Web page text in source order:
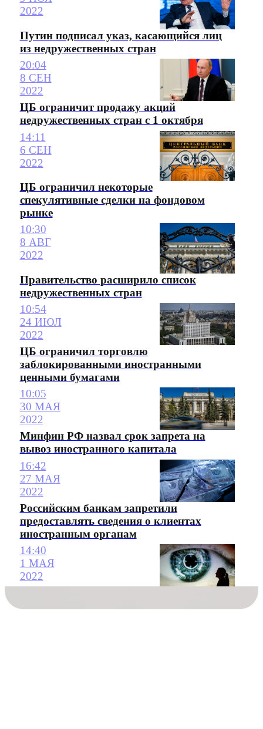
2022
Путин подписал указ, касающийся лиц
из недружественных стран
20:04
8 СЕН
2022
ЦБ ограничит продажу акций
недружественных стран с 1 октября
14:11
6 СЕН
2022
ЦБ ограничил некоторые
спекулятивные сделки на фондовом
рынке
10:30
8 АВГ
2022
Правительство расширило список
недружественных стран
10:54
24 ИЮЛ
2022
ЦБ ограничил торговлю
заблокированными иностранными
ценными бумагами
10:05
30 МАЯ
2022
Минфин РФ назвал срок запрета на
вывоз иностранного капитала
16:42
27 МАЯ
2022
Российским банкам запретили
предоставлять сведения о клиентах
иностранным органам
14:40
1 МАЯ
2022